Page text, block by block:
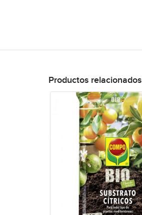
Productos relacionados